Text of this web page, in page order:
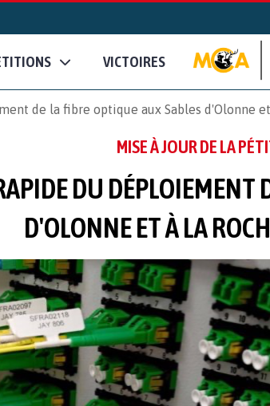
VICTOIRES
de la fibre optique aux Sables d'Olonne
MISE À JOUR DE LA
DU DÉPLOIEMENT
D'OLONNE ET À LA